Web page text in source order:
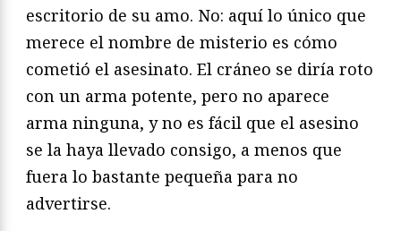
escritorio de su amo. No: aquí lo único que
merece el nombre de misterio es cómo
cometió el asesinato. El cráneo se diría roto
con un arma potente, pero no aparece
arma ninguna, y no es fácil que el asesino
se la haya llevado consigo, a menos que
fuera lo bastante pequeña para no
advertirse.